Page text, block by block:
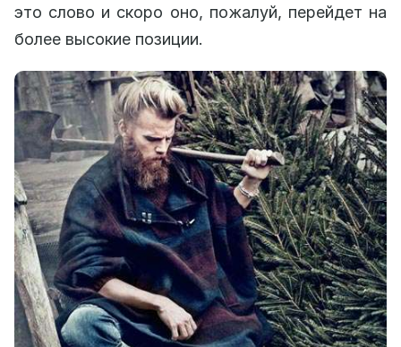
это слово и скоро оно, пожалуй, перейдет на
более высокие позиции.